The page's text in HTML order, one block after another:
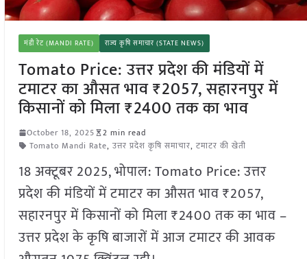
मंडी रेट (MANDI RATE) राज्य कृषि समाचार (STATE NEWS)
Tomato Price: उत्तर प्रदेश की मंडियों में
टमाटर का औसत भाव ₹2057, सहारनपुर में
किसानों को मिला ₹2400 तक का भाव
October 18, 2025
2 min read
Tomato Mandi Rate, उत्तर प्रदेश कृषि समाचार, टमाटर की खेती
18 अक्टूबर 2025, भोपाल: Tomato Price: उत्तर
प्रदेश की मंडियों में टमाटर का औसत भाव ₹2057,
सहारनपुर में किसानों को मिला ₹2400 तक का भाव –
उत्तर प्रदेश के कृषि बाजारों में आज टमाटर की आवक